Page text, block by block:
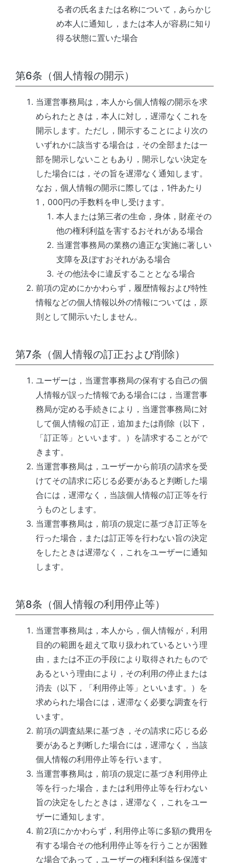
る者の氏名または名称について，あらかじ
め本人に通知し，または本人が容易に知り
得る状態に置いた場合
第6条（個人情報の開示）
当運営事務局は，本人から個人情報の開示を求
められたときは，本人に対し，遅滞なくこれを
開示します。ただし，開示することにより次の
いずれかに該当する場合は，その全部または一
部を開示しないこともあり，開示しない決定を
した場合には，その旨を遅滞なく通知します。
なお，個人情報の開示に際しては，1件あたり
1，000円の手数料を申し受けます。
本人または第三者の生命，身体，財産その
他の権利利益を害するおそれがある場合
当運営事務局の業務の適正な実施に著しい
支障を及ぼすおそれがある場合
その他法令に違反することとなる場合
前項の定めにかかわらず，履歴情報および特性
情報などの個人情報以外の情報については，原
則として開示いたしません。
第7条（個人情報の訂正および削除）
ユーザーは， 当運営事務局の保有する自己の個
人情報が誤った情報である場合には， 当運営事
務局が定める手続きにより， 当運営事務局に対
して個人情報の訂正，追加または削除（以下，
「訂正等」といいます。）を請求することがで
きます。
当運営事務局は，ユーザーから前項の請求を受
けてその請求に応じる必要があると判断した場
合には，遅滞なく，当該個人情報の訂正等を行
うものとします。
当運営事務局は，前項の規定に基づき訂正等を
行った場合，または訂正等を行わない旨の決定
をしたときは遅滞なく，これをユーザーに通知
します。
第8条（個人情報の利用停止等）
当運営事務局は，本人から，個人情報が，利用
目的の範囲を超えて取り扱われているという理
由，または不正の手段により取得されたもので
あるという理由により，その利用の停止または
消去（以下，「利用停止等」といいます。）を
求められた場合には，遅滞なく必要な調査を行
います。
前項の調査結果に基づき，その請求に応じる必
要があると判断した場合には，遅滞なく，当該
個人情報の利用停止等を行います。
当運営事務局は，前項の規定に基づき利用停止
等を行った場合，または利用停止等を行わない
旨の決定をしたときは，遅滞なく，これをユー
ザーに通知します。
前2項にかかわらず，利用停止等に多額の費用を
有する場合その他利用停止等を行うことが困難
な場合であって，ユーザーの権利利益を保護す